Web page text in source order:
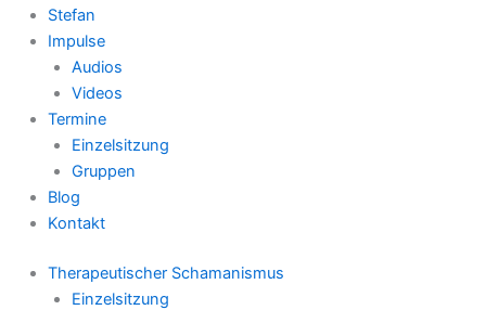
Stefan
Impulse
Audios
Videos
Termine
Einzelsitzung
Gruppen
Blog
Kontakt
Therapeutischer Schamanismus
Einzelsitzung